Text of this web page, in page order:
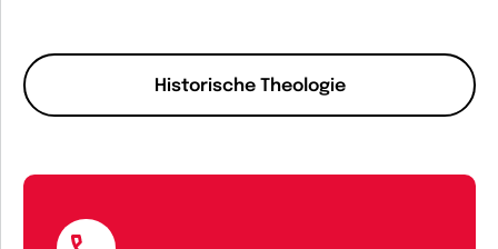
Historische Theologie